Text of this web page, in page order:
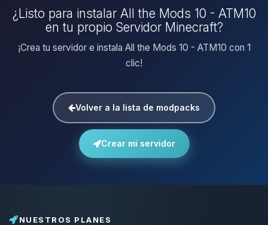
¿Listo para instalar All the Mods 10 - ATM10
en tu propio Servidor Minecraft?
¡Crea tu servidor e instala All the Mods 10 - ATM10 con 1
clic!
Volver a la lista de modpacks
Crear mi servidor
NUESTROS PLANES